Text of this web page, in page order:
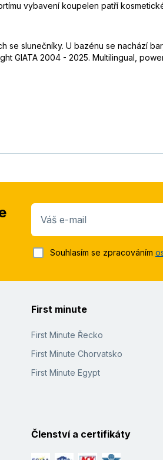
vybavení koupelen patří
slunečníky. U bazénu se nachází
GIATA 2004 - 2025. Multilingual,
Váš e-mail
Souhlasím se zpracováním
First minute
First Minute Řecko
First Minute Chorvatsko
First Minute Egypt
Členství a certifikáty